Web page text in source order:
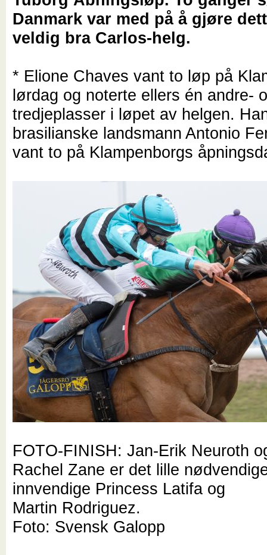
Danmark var med på å gjøre
veldig bra Carlos-helg.
* Elione Chaves vant to løp på
lørdag og noterte ellers én andre-
tredjeplasser i løpet av helgen.
brasilianske landsmann Antonio
vant to på Klampenborgs
FOTO-FINISH: Jan-Erik Neuroth
Rachel Zane er det lille
innvendige Princess Latifa og
Martin Rodriguez.
Foto: Svensk Galopp